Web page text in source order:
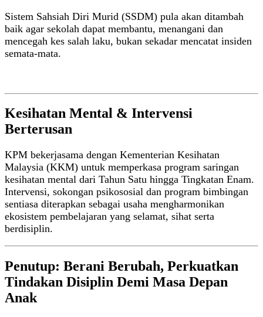
Sistem Sahsiah Diri Murid (SSDM) pula akan ditambah
baik agar sekolah dapat membantu, menangani dan
mencegah kes salah laku, bukan sekadar mencatat insiden
semata-mata.
Kesihatan Mental & Intervensi
Berterusan
KPM bekerjasama dengan Kementerian Kesihatan
Malaysia (KKM) untuk memperkasa program saringan
kesihatan mental dari Tahun Satu hingga Tingkatan Enam.
Intervensi, sokongan psikososial dan program bimbingan
sentiasa diterapkan sebagai usaha mengharmonikan
ekosistem pembelajaran yang selamat, sihat serta
berdisiplin.
Penutup: Berani Berubah, Perkuatkan
Tindakan Disiplin Demi Masa Depan
Anak